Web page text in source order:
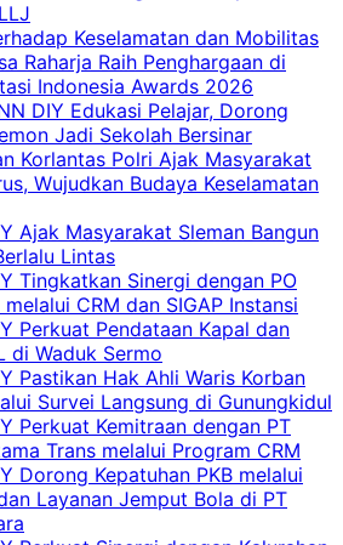
Keselamatan dan Mobilitas
Raharja Raih Penghargaan di
Indonesia Awards 2026
DIY Edukasi Pelajar, Dorong
Jadi Sekolah Bersinar
Korlantas Polri Ajak Masyarakat
Wujudkan Budaya Keselamatan
Ajak Masyarakat Sleman Bangun
Lintas
Tingkatkan Sinergi dengan PO
CRM dan SIGAP Instansi
Perkuat Pendataan Kapal dan
di Waduk Sermo
Pastikan Hak Ahli Waris Korban
Survei Langsung di Gunungkidul
Perkuat Kemitraan dengan PT
Trans melalui Program CRM
Dorong Kepatuhan PKB melalui
Layanan Jemput Bola di PT